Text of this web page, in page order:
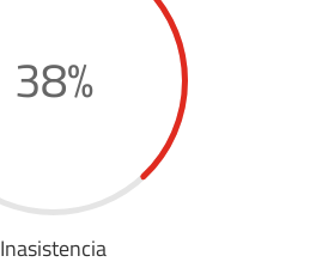
38%
Inasistencia